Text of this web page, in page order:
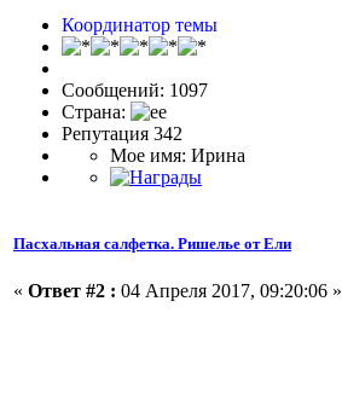
Координатор темы
Сообщений: 1097
Страна:
Репутация 342
Мое имя: Ирина
Пасхальная салфетка. Ришелье от Ели
« Ответ #2 : 04 Апреля 2017, 09:20:06 »